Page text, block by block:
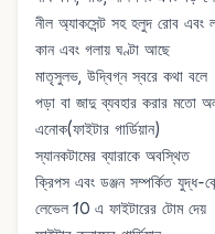
নীল অ্যাকসেন্ট সহ হলুদ রোব এবং
কান এবং গলায় ঘণ্টা আছে
মাতৃসুলভ, উদ্বিগ্ন স্বরে কথা বলে
পড়া বা জাদু ব্যবহার করার মতো
এনোক(ফাইটার গার্ডিয়ান)
স্যানকটামের ব্যারাকে অবস্থিত
ক্রিপস এবং ডঞ্জনসম্পর্কিত যুদ্ধ-
লেভেল 10 এ ফাইটারের টোমদেয়